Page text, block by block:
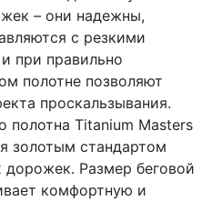
– они надежны,
с резкими
при правильно
полотне позволяют
проскальзывания.
полотна Titanium Masters
золотым стандартом
дорожек. Размер беговой
комфортную и